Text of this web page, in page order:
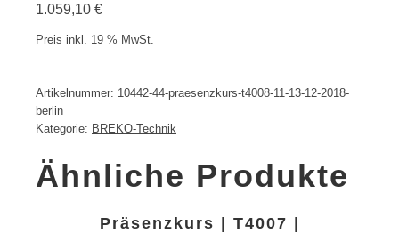
1.059,10 €
Preis inkl. 19 % MwSt.
Artikelnummer: 10442-44-praesenzkurs-t4008-11-13-12-2018-
berlin
Kategorie: BREKO-Technik
Ähnliche Produkte
Präsenzkurs | T4007 |